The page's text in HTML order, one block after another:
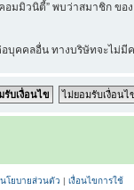
มิวนิตี้” พบว่าสมาชิก ข
บุคคลอื่น ทางบริษัทจะไม่มี
นโยบายส่วนตัว | เงื่อนไขการใช้